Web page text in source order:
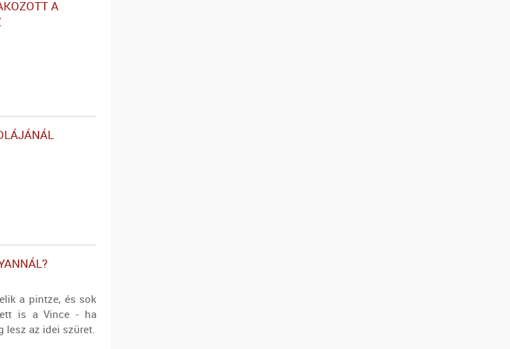
A
a pintze, és sok
is a Vince - ha
lesz az idei szüret.